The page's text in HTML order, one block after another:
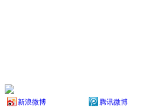
新浪微博 腾讯微博